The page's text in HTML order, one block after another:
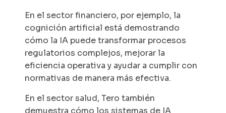
En el sector financiero, por ejemplo, la
cognición artificial está demostrando
cómo la IA puede transformar procesos
regulatorios complejos, mejorar la
eficiencia operativa y ayudar a cumplir con
normativas de manera más efectiva.
En el sector salud, Tero también
demuestra cómo los sistemas de IA